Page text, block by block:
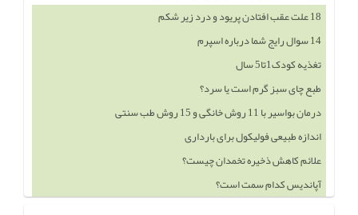
14 سوال رایج شما درباره اسپرم
تغذیه کودک1تا5 سال
طبع چای سبز گرم است یا سرد؟
درمان بواسیر با 11 روش خانگی و 15 روش طب سنتی
اندازه طبیعی فولیکول برای بارداری
علائم کاهش ذخیره تخمدان چیست؟
آپاندیس کدام سمت است؟
خوردن چه چيزهايي باعث بزرگ شدن سينه ميشود